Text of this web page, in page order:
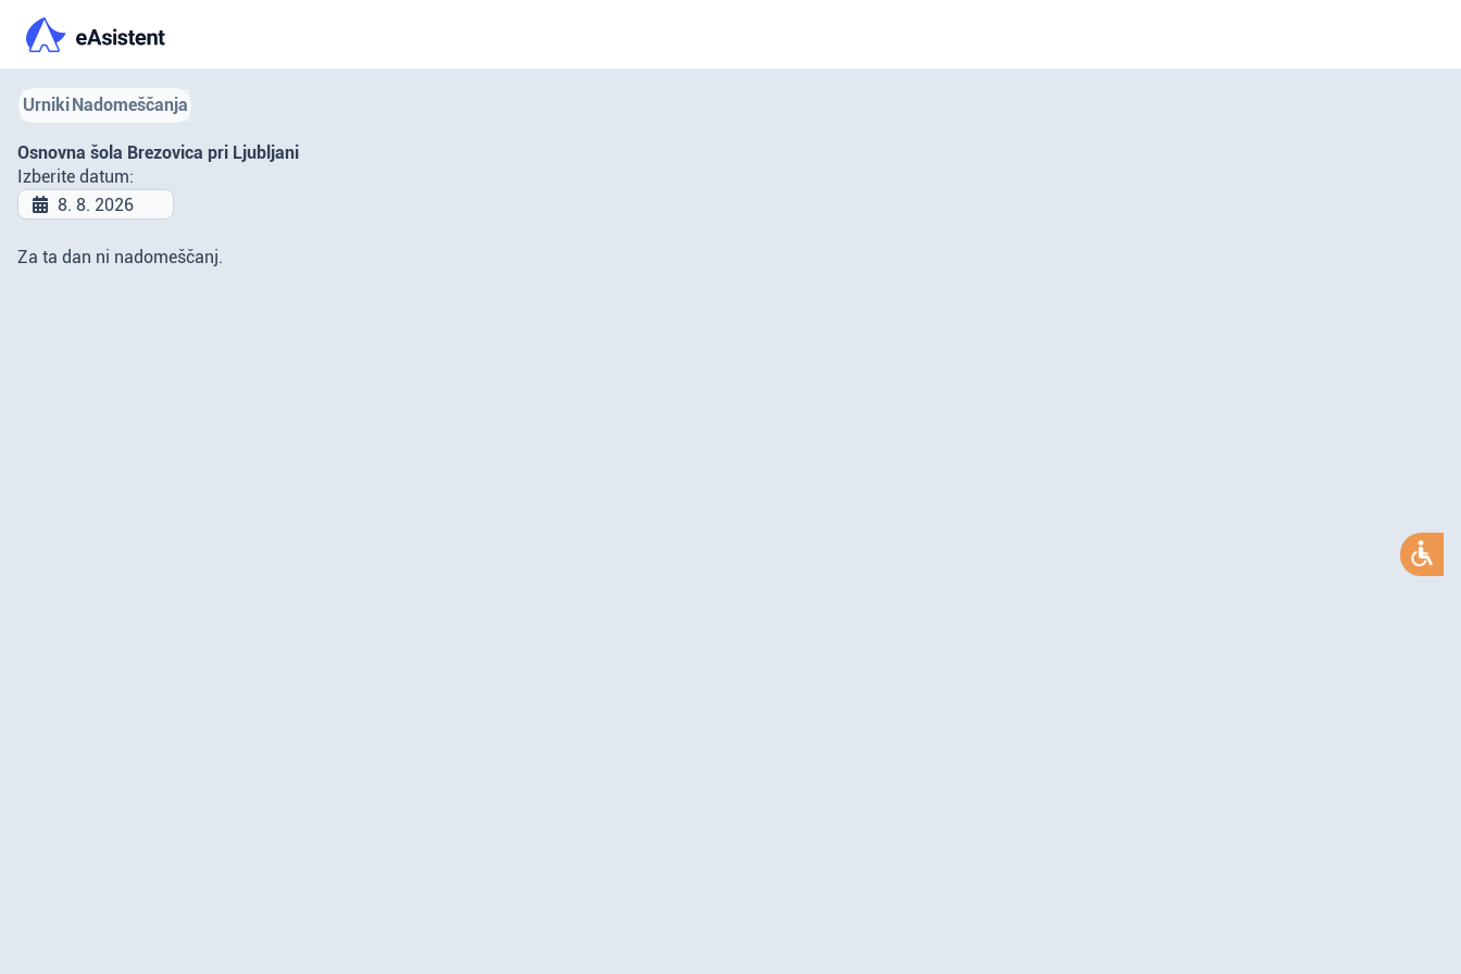
UrnikiNadomeščanja
Osnovna šola Brezovica pri Ljubljani
Izberite datum:
Za ta dan ni nadomeščanj.